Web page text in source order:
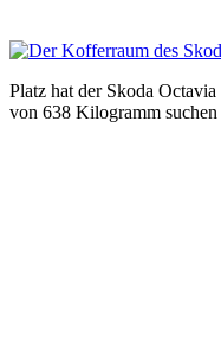
Platz hat der Skoda
von 638 Kilogramm